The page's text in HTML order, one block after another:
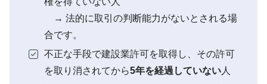
→ 法的に取引の判断能力がないとされる場
合です。
不正な手段で建設業許可を取得し、その許可
を取り消されてから5年を経過していない人